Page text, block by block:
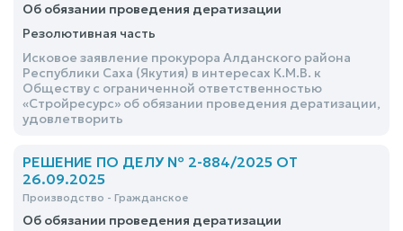
Об обязании проведения дератизации
Резолютивная часть
Исковое заявление прокурора Алданского района
Республики Саха (Якутия) в интересах К.М.В. к
Обществу с ограниченной ответственностью
«Стройресурс» об обязании проведения дератизации,
удовлетворить
РЕШЕНИЕ ПО ДЕЛУ № 2-884/2025 ОТ
26.09.2025
Производство - Гражданское
Об обязании проведения дератизации